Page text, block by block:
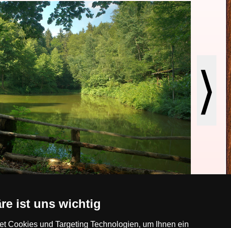
ist uns wichtig
Cookies und Targeting Technologien, um Ihnen ein
⟩
er in die Luft, brach der Frechen das Genick und rupfte
und suchte in den Fluten der Werra sein Höllengrab.
seltsame Geschichte erfuhr nannte diesen Felsen von